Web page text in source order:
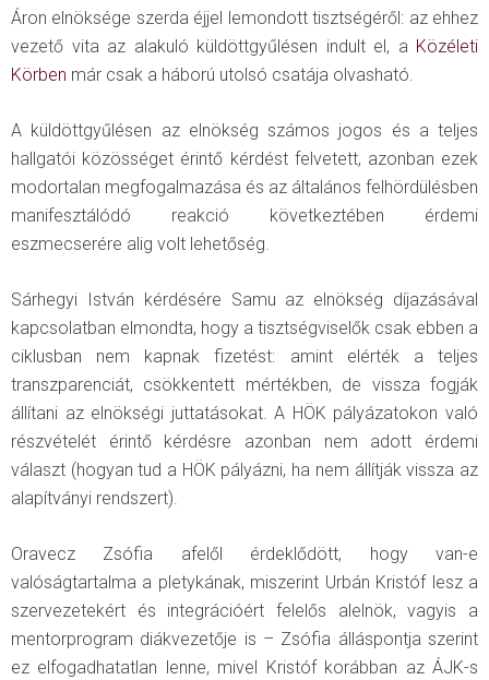
Áron elnöksége szerda éjjel lemondott tisztségéről: az ehhez
vezető vita az alakuló küldöttgyűlésen indult el, a Közéleti
Körben már csak a háború utolsó csatája olvasható.
A küldöttgyűlésen az elnökség számos jogos és a teljes
hallgatói közösséget érintő kérdést felvetett, azonban ezek
modortalan megfogalmazása és az általános felhördülésben
manifesztálódó reakció következtében érdemi
eszmecserére alig volt lehetőség.
Sárhegyi István kérdésére Samu az elnökség díjazásával
kapcsolatban elmondta, hogy a tisztségviselők csak ebben a
ciklusban nem kapnak fizetést: amint elérték a teljes
transzparenciát, csökkentett mértékben, de vissza fogják
állítani az elnökségi juttatásokat. A HÖK pályázatokon való
részvételét érintő kérdésre azonban nem adott érdemi
választ (hogyan tud a HÖK pályázni, ha nem állítják vissza az
alapítványi rendszert).
Oravecz Zsófia afelől érdeklődött, hogy van-e
valóságtartalma a pletykának, miszerint Urbán Kristóf lesz a
szervezetekért és integrációért felelős alelnök, vagyis a
mentorprogram diákvezetője is – Zsófia álláspontja szerint
ez elfogadhatatlan lenne, mivel Kristóf korábban az ÁJK-s